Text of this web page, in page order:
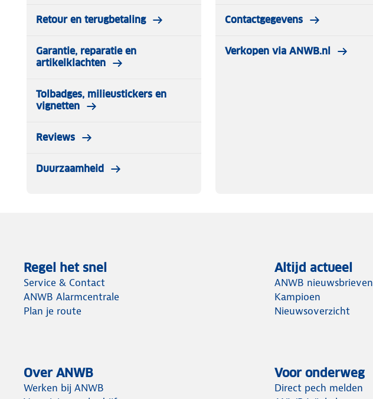
Retour en terugbetaling
Garantie, reparatie en
artikelklachten
Tolbadges, milieustickers en
vignetten
Reviews
Duurzaamheid
Contactgegevens
Verkopen via ANWB.nl
Regel het snel
Service & Contact
ANWB Alarmcentrale
Plan je route
Altijd actueel
ANWB nieuwsbrieven
Kampioen
Nieuwsoverzicht
Over ANWB
Werken bij ANWB
Voor onderweg
Direct pech melden